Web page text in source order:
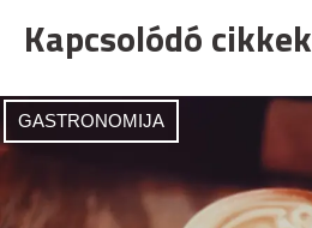
Kapcsolódó cikkek
GASTRONOMIJA